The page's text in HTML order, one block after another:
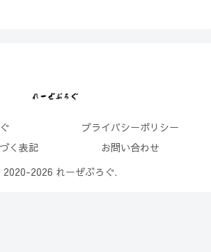
プライバシーポリシー
く表記
お問い合わせ
2026 れーぜぶろぐ.